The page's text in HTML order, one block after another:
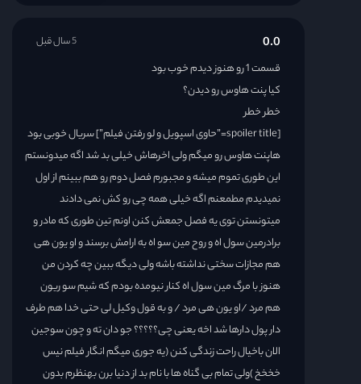
0.0
قسمت 1 رو هنوز دیدم خوب بود
کیا پنت هاوس رو دیدن؟
خطر خطر
[spoiler title=”حاوی اسپویل و لو رفتن فیلم”] سریال خوبی بود
هاپنت هاوس رو میگم ولی اخرهاش خیلی بد شد اگه میدونستم
این طوری تموم میشه و مجبورم فصل دوم رو هم ببینم از اول
نمیدیدم مطمعنم اگه خیلی همه چی رو کش نمی دادند
میتونستن توی یه فصل جمعش کنن اونم تین طوری که مادر و
برادرمین سول اه و روح مین سو اه به ارامش برسند و او یون هی
هم مجازات سختی نداشته باشه ولی دیگه ببین چه کردن من
هنوز با مرگ مین سول اه کنار نیومده بودم که شیم سو ریون
هم مرد /او یون هی مرد / و به قول وکیل لی حتی خدا هم طرف
دار پول دارها شد اخه یعنی چی؟؟؟؟؟ جو دان ته و چون سوجین
الان باخیال راحت زندگی کنن (یه جوری میگم انگار فیلم نیس
خخخخ )ولی تمام بی گناه ها با نام بد از دنیا برن بهنظرم بدون
5 سال قبل